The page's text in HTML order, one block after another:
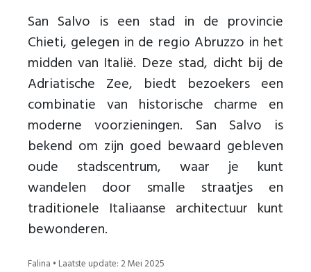
San Salvo is een stad in de provincie
Chieti, gelegen in de regio Abruzzo in het
midden van Italië. Deze stad, dicht bij de
Adriatische Zee, biedt bezoekers een
combinatie van historische charme en
moderne voorzieningen. San Salvo is
bekend om zijn goed bewaard gebleven
oude stadscentrum, waar je kunt
wandelen door smalle straatjes en
traditionele Italiaanse architectuur kunt
bewonderen.
Falina • Laatste update: 2 Mei 2025